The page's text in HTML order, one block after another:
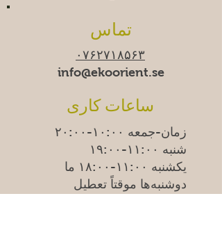
تماس
۰۷۶۲۷۱۸۵۶۳
info@ekoorient.se​​
ساعات کاری
زمان-جمعه ۱۰:۰۰-۲۰:۰۰
شنبه ۱۱:۰۰-۱۹:۰۰
یکشنبه ۱۱:۰۰-۱۸:۰۰
ما
دوشنبه‌ها موقتاً تعطیل